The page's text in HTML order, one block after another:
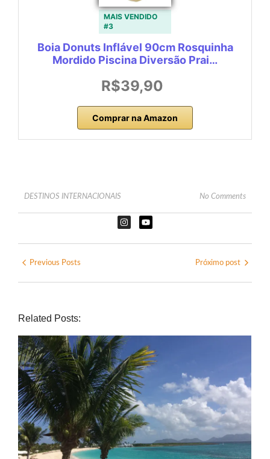
MAIS VENDIDO
#3
Boia Donuts Inflável 90cm Rosquinha
Mordido Piscina Diversão Prai…
R$39,90
Comprar na Amazon
DESTINOS INTERNACIONAIS No Comments
Previous Posts Próximo post
Related Posts: